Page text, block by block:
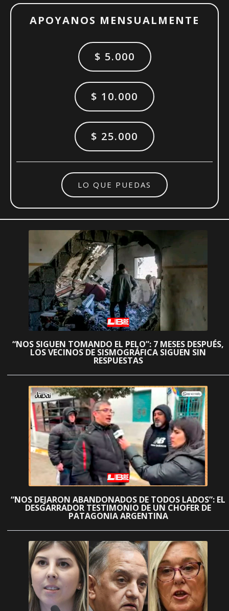
APOYANOS MENSUALMENTE
$ 5.000
$ 10.000
$ 25.000
LO QUE PUEDAS
“NOS SIGUEN TOMANDO EL PELO”: 7 MESES DESPUÉS,
LOS VECINOS DE SISMOGRÁFICA SIGUEN SIN
RESPUESTAS
“NOS DEJARON ABANDONADOS DE TODOS LADOS”: EL
DESGARRADOR TESTIMONIO DE UN CHOFER DE
PATAGONIA ARGENTINA